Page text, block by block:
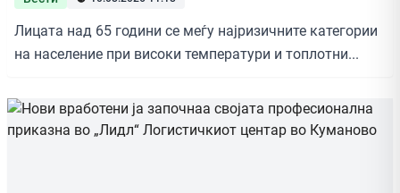
Лицата над 65 години се меѓу најризичните категории
на население при високи температури и топлотни...